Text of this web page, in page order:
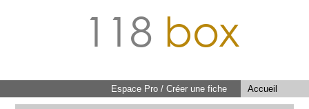
118 box
Accueil
Espace Pro / Créer une fiche